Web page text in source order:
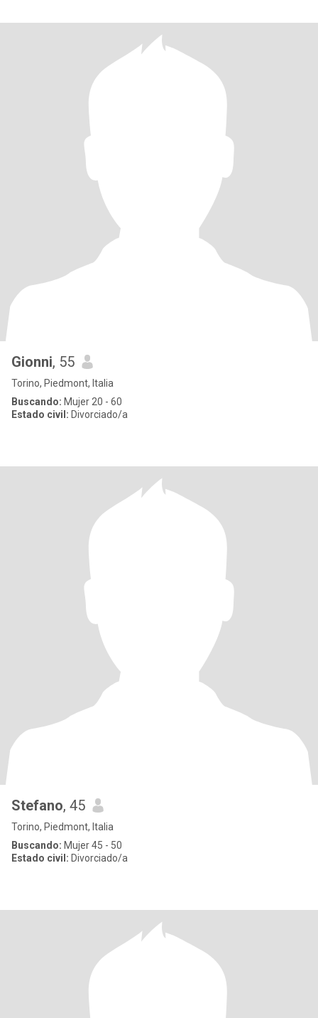
Gionni, 55
Torino, Piedmont, Italia
Buscando: Mujer 20 - 60
Estado civil: Divorciado/a
Stefano, 45
Torino, Piedmont, Italia
Buscando: Mujer 45 - 50
Estado civil: Divorciado/a